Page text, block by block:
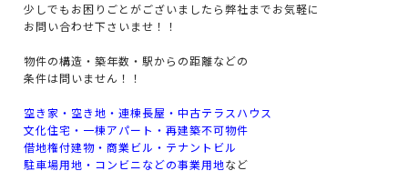
少しでもお困りごとがございましたら弊社までお気軽に
お問い合わせ下さいませ！！
物件の構造・築年数・駅からの距離などの
条件は問いません！！
空き家・空き地・連棟長屋・中古テラスハウス
文化住宅・一棟アパート・再建築不可物件
借地権付建物・商業ビル・テナントビル
駐車場用地・コンビニなどの事業用地など